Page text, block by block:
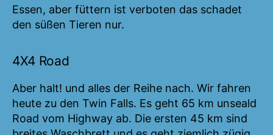
–
Essen, aber füttern ist verboten das schadet
den süßen Tieren nur.
4X4 Road
Aber halt! und alles der Reihe nach. Wir fahren
heute zu den Twin Falls. Es geht 65 km unseald
Road vom Highway ab. Die ersten 45 km sind